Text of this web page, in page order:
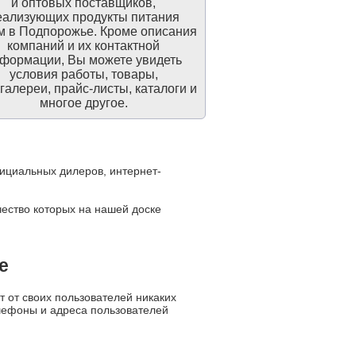
и оптовых поставщиков,
продукты питания
в Подпорожье. Кроме описания
компаний и их контактной
Вы можете увидеть
условия работы, товары,
прайс-листы, каталоги и
многое другое.
дилеров, интернет-
которых на нашей доске
своих пользователей никаких
и адреса пользователей